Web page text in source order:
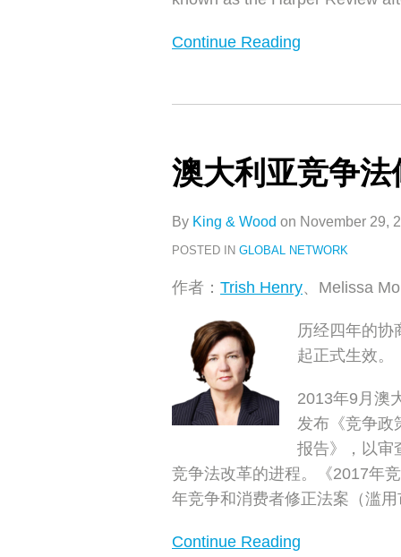
Continue Reading
澳大利亚竞争
By King & Wood on November 29,
POSTED IN GLOBAL NETWORK
​作者： Trish Henry、Melissa
历经四年的协
起正式生效。
2013年9月澳
发布《竞争政
报告》，以审
竞争法改革的进程。《2017年
年竞争和消费者修正法案（滥
Continue Reading
利
亚
竞
争
修
式
效